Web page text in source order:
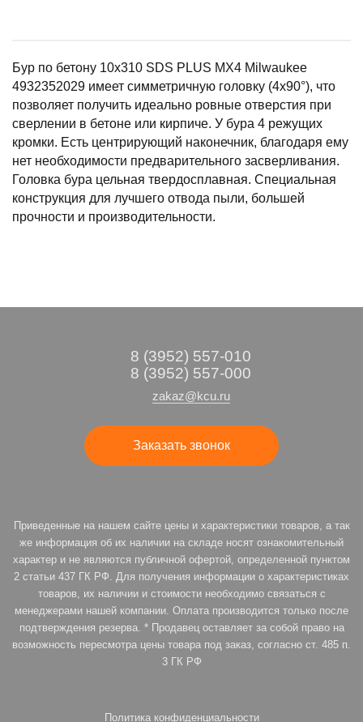
Бур по бетону 10х310 SDS PLUS МХ4 Milwaukee
4932352029 имеет симметричную головку (4x90°), что
позволяет получить идеально ровные отверстия при
сверлении в бетоне или кирпиче. У бура 4 режущих
кромки. Есть центрирующий наконечник, благодаря ему
нет необходимости предварительного засверливания.
Головка бура цельная твердосплавная. Специальная
конструкция для лучшего отвода пыли, большей
прочности и производительности.
8 (3952) 557-010
8 (3952) 557-000
zakaz@kcu.ru
Заказать звонок
Приведенные на нашем сайте цены и характеристики товаров, а так
же информация об их наличии на складе носят ознакомительный
характер и не являются публичной офертой, определенной пунктом
2 статьи 437 ГК РФ. Для получения информации о характеристиках
товаров, их наличии и стоимости необходимо связаться с
менеджерами нашей компании. Оплата производится только после
подтверждения резерва. * Продавец оставляет за собой право на
возможность пересмотра цены товара под заказ, согласно ст. 485 п.
3 ГК РФ
Политика конфиденциальности